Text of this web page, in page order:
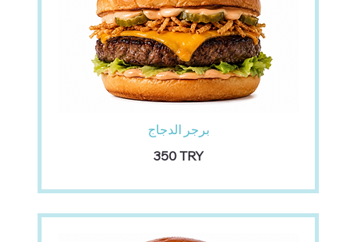
برجر الدجاج
‏350 TRY